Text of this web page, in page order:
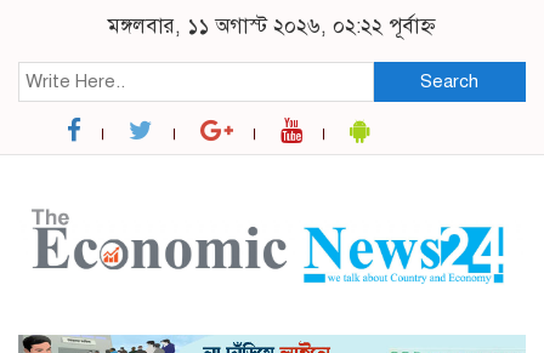
মঙ্গলবার, ১১ অগাস্ট ২০২৬, ০২:২২ পূর্বাহ্ন
Search